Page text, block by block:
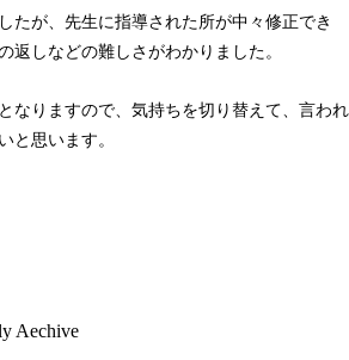
たが、先生に指導された所が中々修正でき
返しなどの難しさがわかりました。
なりますので、気持ちを切り替えて、言われ
と思います。
Aechive